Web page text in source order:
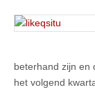
beterhand zijn en
het volgend